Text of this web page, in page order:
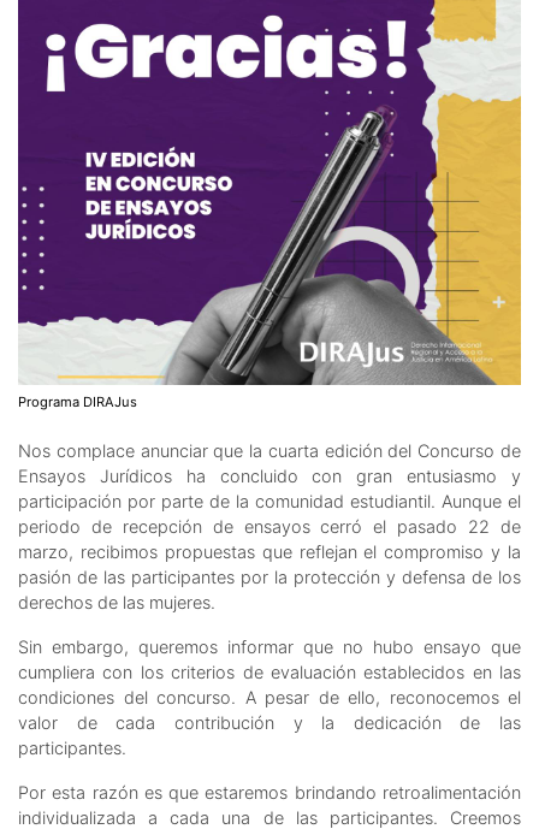
Programa DIRAJus
Nos complace anunciar que la cuarta edición del Concurso de
Ensayos Jurídicos ha concluido con gran entusiasmo y
participación por parte de la comunidad estudiantil. Aunque el
periodo de recepción de ensayos cerró el pasado 22 de
marzo, recibimos propuestas que reflejan el compromiso y la
pasión de las participantes por la protección y defensa de los
derechos de las mujeres.
Sin embargo, queremos informar que no hubo ensayo que
cumpliera con los criterios de evaluación establecidos en las
condiciones del concurso. A pesar de ello, reconocemos el
valor de cada contribución y la dedicación de las
participantes.
Por esta razón es que estaremos brindando retroalimentación
individualizada a cada una de las participantes. Creemos